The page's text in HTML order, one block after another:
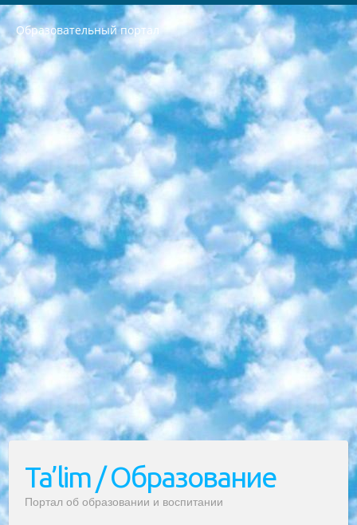
Образовательный портал
РЕСПУБЛИКА УЗБЕКИСТАН МИНИСТРЕРСТВО ДОШКОЛЬНОГО И ШКОЛЬНОГО ОБРАЗОВАНИЯ КОМАНДА в общеобразовательных учреждениях в 2023-2024 учебном году организация и проведение итоговой государственной аттестации обучающихся о Министра дошкольного и школьного образования Республики Узбекистан от 4 марта 2008 года (постановлением Минюста от 20 марта 2008 года № 1778 государственной регистрации) «Итоговое состояние учащихся общего среднего образования на основании положения об утверждении положения об аттестации общего среднего образования выпускной экзамен студентов в образовательных учреждениях в 2023-2024 учебном году В целях организации и прохождения аттестации приказываю: 1. Следующее: перечень предметов, по которым будет проводиться итоговая государственная аттестация и экзамен формы перевода согласно приложению 1; сертификаты международного образца, оценивающие уровень владения иностранными языками перечень согласно приложению 2; 2. Педагогический при специализированных образовательных учреждениях. научно-практический центр квалификации и международной оценки (Д.Давидова) 2024 г. До 25 марта: задания по предметам, по которым будет проводиться итоговая аттестация разработка и утверждение технических условий; итоговая аттестация на основании разработанного предметного задания разработка вопросов по предметам (устно и письменно), экзамен передача; общеобразовательные средние школы и специальные учебные заведения учащиеся выпускных классов школ и интернатов в агентской системе подготовка базы данных экзаменационных материалов и критериев оценки; перевод базы экзаменационных материалов на все языки обучения подать в Республиканский образовательный центр для изготовления; варианты экзаменов на основе разработанных контрольных материалов пусть будут поставлены задачи формирования. 3. Республиканский образовательный центр (Ш.Худайкулов) до 5 апреля 2024 года. до: база данных предоставленных экзаменационных материалов на все языки обучения перевод и экспертиза; для слепых, слабовидящих, глухих, слабослышащих и умственно отсталых детей учащиеся выпускных классов специализированных школ и школ-интернатов база данных экзаменационных материалов на всех преподаваемых языках подготовка критериев оценки; специализированные школы для умственно отсталых детей и технологии для учащихся выпускных классов школ-интернатов разработка соответствующих рекомендаций и критериев проведения ЕГЭ по естествознанию давать задания. 4. Педагогический при специализированных образовательных учреждениях. Научно-практический центр навыков и международной оценки (Д.Давидова), Республика образовательный центр (Худайкулов Ш.) итоговый государственный аттестационный экзамен ориентирован на творческое и логическое мышление при подготовке базы материалов учитывать введение заданий. 5. Следует отметить, что: сертификат государственного образца о знании общеобразовательного предмета и как минимум национальный уровень B1 по предметам на иностранных языках, указанным в Приложении 2. или международно признанный сертификат эквивалентного уровня студенты, изучающие определенный предмет, освобождаются от экзамена; по соответствующим предметам запланирована итоговая государственная аттестация за день до дня, путем жеребьевки Рабочей группой (в письменной форме по предметам, проводимым в форме) из числа сформированных вариантов выбрано 2 варианта; 2 выбранных варианта экзамена анонсированы на официальном сайте министерства и все выпускники по всей стране на основе этих вариантов проводит итоговую государственную аттестацию. 6. Государственное образование учащихся средних общеобразовательных учреждений. знания в соответствии с квалификационными требованиями, которые необходимо приобрести на основании стандартов итоговый (выпускной) контроль для 9 и 11 классов в целях тестирования Экзамены (далее – экзамены) состоят из предметов, перечисленных в приложении 1. будет сделано. 7. Экзамены пройдут с 26 мая по 15 июня 2024 г. (кроме науки физического воспитания). 8. Физическая для учащихся 9 классов общесредних образовательных учреждений. Экзамены по предмету «Образование, квалификация медицина» 1-6 мая 2024 года. сотрудники перевести под присмотр (с отклонениями в физическом или умственном развитии) специализированная школа для детей, школы-интернаты и со сколиозом школы-интернаты санаторного типа для больных детей исключены). 9. Он был слепым, слабовидящим и имел нарушения опорно-двигательного аппарата. экзамены в специализированных школах и интернатах для детей должны проводиться исходя из требований, предъявляемых к общеобразовательным учреждениям (физкультура кроме науки). 10. Специализированная школа для глухих и слабослышащих детей. и экзамены в интернатах и быть реализован в виде письменного теста по математике. 11. Специальность для умственно отсталых детей. Для 9 класса Родной язык и литературное письмо Государственный язык (язык обучения – узбекский). для неклассов) написано Математическое письмо Письменная/устная история Узбекистана Физическое воспитание практично Итоговый контроль Для 11 класса Написание родного языка и литературы (эссе) Математическое письмо Узбекский язык (обучение на узбекском языке) не посещающее общее среднее образование для учреждений)/Образовательное учреждение выбор письменный и устный Иностранный язык письменный/устный Письменная/устная история Узбекистана *По выбору студента:  Химия  Физика  Основы государственного права  География 10 бесплатных образовательных ресурсов - Мы составили подборку онлайн-проектов с интерактивными упражнениями, видеолекциями и статьями. Они помогут вам обрести новые и освежить старые знания бесплатно. 1. «ИНТУИТ» Старейшая образовательная площадка Рунета. Здесь вы найдёте сотни текстовых и видеокурсов на десятки различных тем — от программирования до психологии. Многие курсы подготовлены российскими университетами и крупными международными компаниями вроде Intel и Microsoft. Самостоятельное обучение бесплатное, но желающие могут оплатить услуги персональных наставников. 2. «Смартия» знакомит с актуальными профессиями и подсказывает, как им обучаться. Выбрав заинтересовавшую вас специальность — SMM-специалист, фотограф, веб-дизайнер или другую, — увидите список необходимых для неё умений. Чтобы вы могли освоить их самостоятельно, для каждого умения площадка отображает подборку ссылок на учебные материалы. Хотя «Смартия» ориентируется на русскоязычную аудиторию, часть контента всё же доступна только на английском. 3. «Лекторий Физтеха» Проект Московского физико-технического института (Физтеха). С его помощью вы можете смотреть онлайн серии лекций, записанные на видео в этом вузе. В числе доступных предметов — физика, биология, химия, информационные технологии и другие. К некоторым лекциям администрация ресурса прилагает готовые конспекты, которые можно скачивать в PDF-формате. 4. ITMOcourses Онлайн-площадка Санкт-Петербургского национального исследовательского университета информационных технологий, механики и оптики (ИТМО). Ресурс предоставляет свободный доступ к курсам, разработанным в этом вузе. Каталог материалов разбит на четыре категории: «Оптические системы и технологии», «Приборостроение и робототехника», «Информационные технологии» и «Биотехнологии». Курсы состоят из видеолекций, интерактивных демонстраций и заданий. 5. «КиберЛенинка» Электронная научная библиотека открытого доступа. Каталог площадки регулярно обрастает текстами статей из различных научных изданий. Сгруппированные по журналам и рубрикам публикации можно читать онлайн или скачивать целиком в PDF-формате. Проект нацелен на популяризацию науки за счёт открытого доступа к качественной информации. 6. «ПостНаука» На этом ресурсе публикуют подборки видеолекций, составленные экспертами из разных отраслей и объединённые общими темами. Среди них, к примеру, есть серии «Биоинформатика и геномика», «Культура средневековой Скандинавии» и Cinema Studies о теории кино. Каждая подборка лекций — логически связанная история, рассказанная экспертом от первого лица. Кроме того, на сайте появляются научно-образовательные статьи и тесты на разные темы. 7. «Newочём» Команда проекта «Newочём» отбирает самые интересные тексты из англоязычных СМИ и переводит те из них, за которые голосуют участники сообщества «ВКонтакте». По большей части это научно-популярные статьи. Редакторы придумывают лишь заголовки, в остальном содержание переводов соответствует оригиналам. Полные тексты можно читать прямо в социальной сети. 8. InternetUrok Онлайн-база материалов по основным дисциплинам школьной программы. Информация на сайте структурирована по классам, предметам и темам (урокам). Каждый урок состоит из видеолекций и конспектов. Есть также интерактивные тренажёры и тесты для закрепления пройденного материала. Даже если вы давно окончили школу, возможность повторить программу старших классов всегда может пригодиться. 9. Edutainme Ещё один ресурс об образовании. В отличие от Newtonew, как мне кажется, Edutainme больше ориентируется на представителей индустрии: педагогов, предпринимателей, разработчиков образовательных проектов. Но и любой, кто просто стремится к саморазвитию, найдёт на сайте много полезного и интересного для себя. Например, информацию о новых курсах и образовательных сервисах. 10. Newtonew Онлайн-медиа об образовании и обучении в широком смысле. Авторы Newtonew пишут об инструментах, заведениях, тактиках и стратегиях, которые помогают учить других и получать новые знания самостоятельно. На этой площадке вы найдёте новости, обзоры, аналитические мат
Ta’lim / Образование
Портал об образовании и воспитании